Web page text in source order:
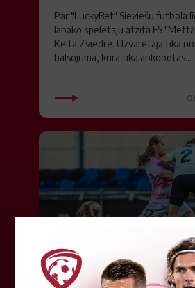
Par "LuckyBet" Sieviešu futbola
labāko spēlētāju atzīta FS
Keita Zviedre. Uzvarētāja tika
balsojumā, kurā tika apkopotas...
"Riga FC Women" liek